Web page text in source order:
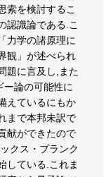
索を検討するこ
認識論である.こ
力学の諸原理に
観」が述べられ
題に言及し,また
ー論の可能性に
えているにもか
まで本邦未訳で
献ができたので
クス・プランク
している.これま